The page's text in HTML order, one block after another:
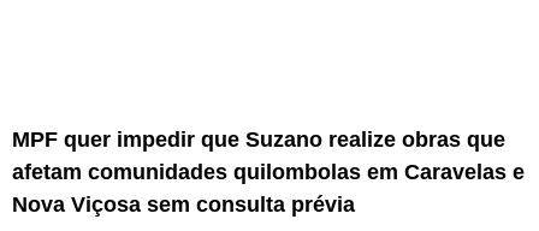
MPF quer impedir que Suzano realize obras que
afetam comunidades quilombolas em Caravelas e
Nova Viçosa sem consulta prévia